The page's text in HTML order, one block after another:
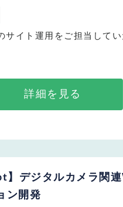
サイト運用をご担当してい
詳細を見る
】デジタルカメラ関
ン開発